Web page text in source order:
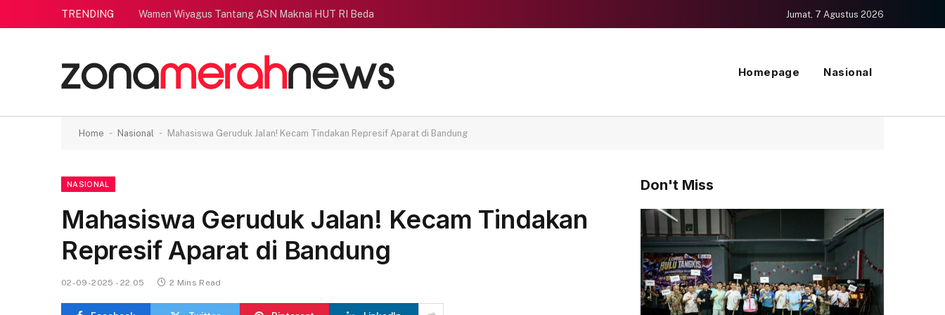
TRENDING Wamen Wiyagus Tantang ASN Maknai HUT RI Beda Jumat, 7 Agustus 2026
Homepage Nasional
Home - Nasional - Mahasiswa Geruduk Jalan! Kecam Tindakan Represif Aparat di Bandung
NASIONAL
Mahasiswa Geruduk Jalan! Kecam Tindakan
Represif Aparat di Bandung
02-09-2025 - 22.05 2 Mins Read
Don't Miss